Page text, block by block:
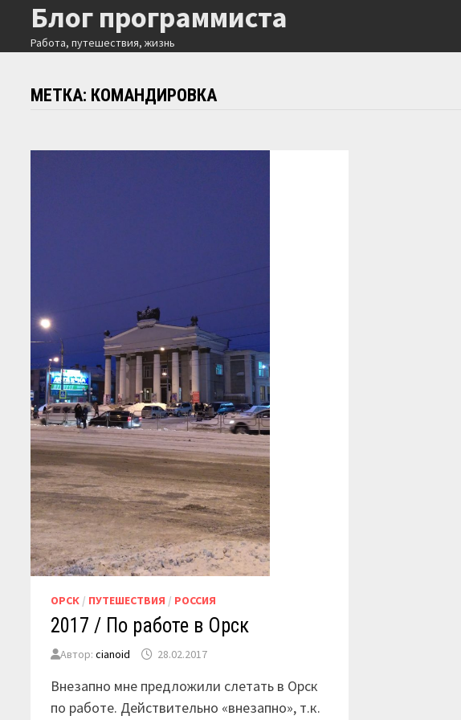
Перейти
содержимому
Блог программиста
Работа, путешествия, жизнь
МЕТКА: КОМАНДИРОВКА
ОРСК / ПУТЕШЕСТВИЯ / РОССИЯ
2017 / По работе в Орск
Автор:cianoid 28.02.2017
Внезапно мне предложили слетать в Орск
по работе. Действительно «внезапно», т.к.